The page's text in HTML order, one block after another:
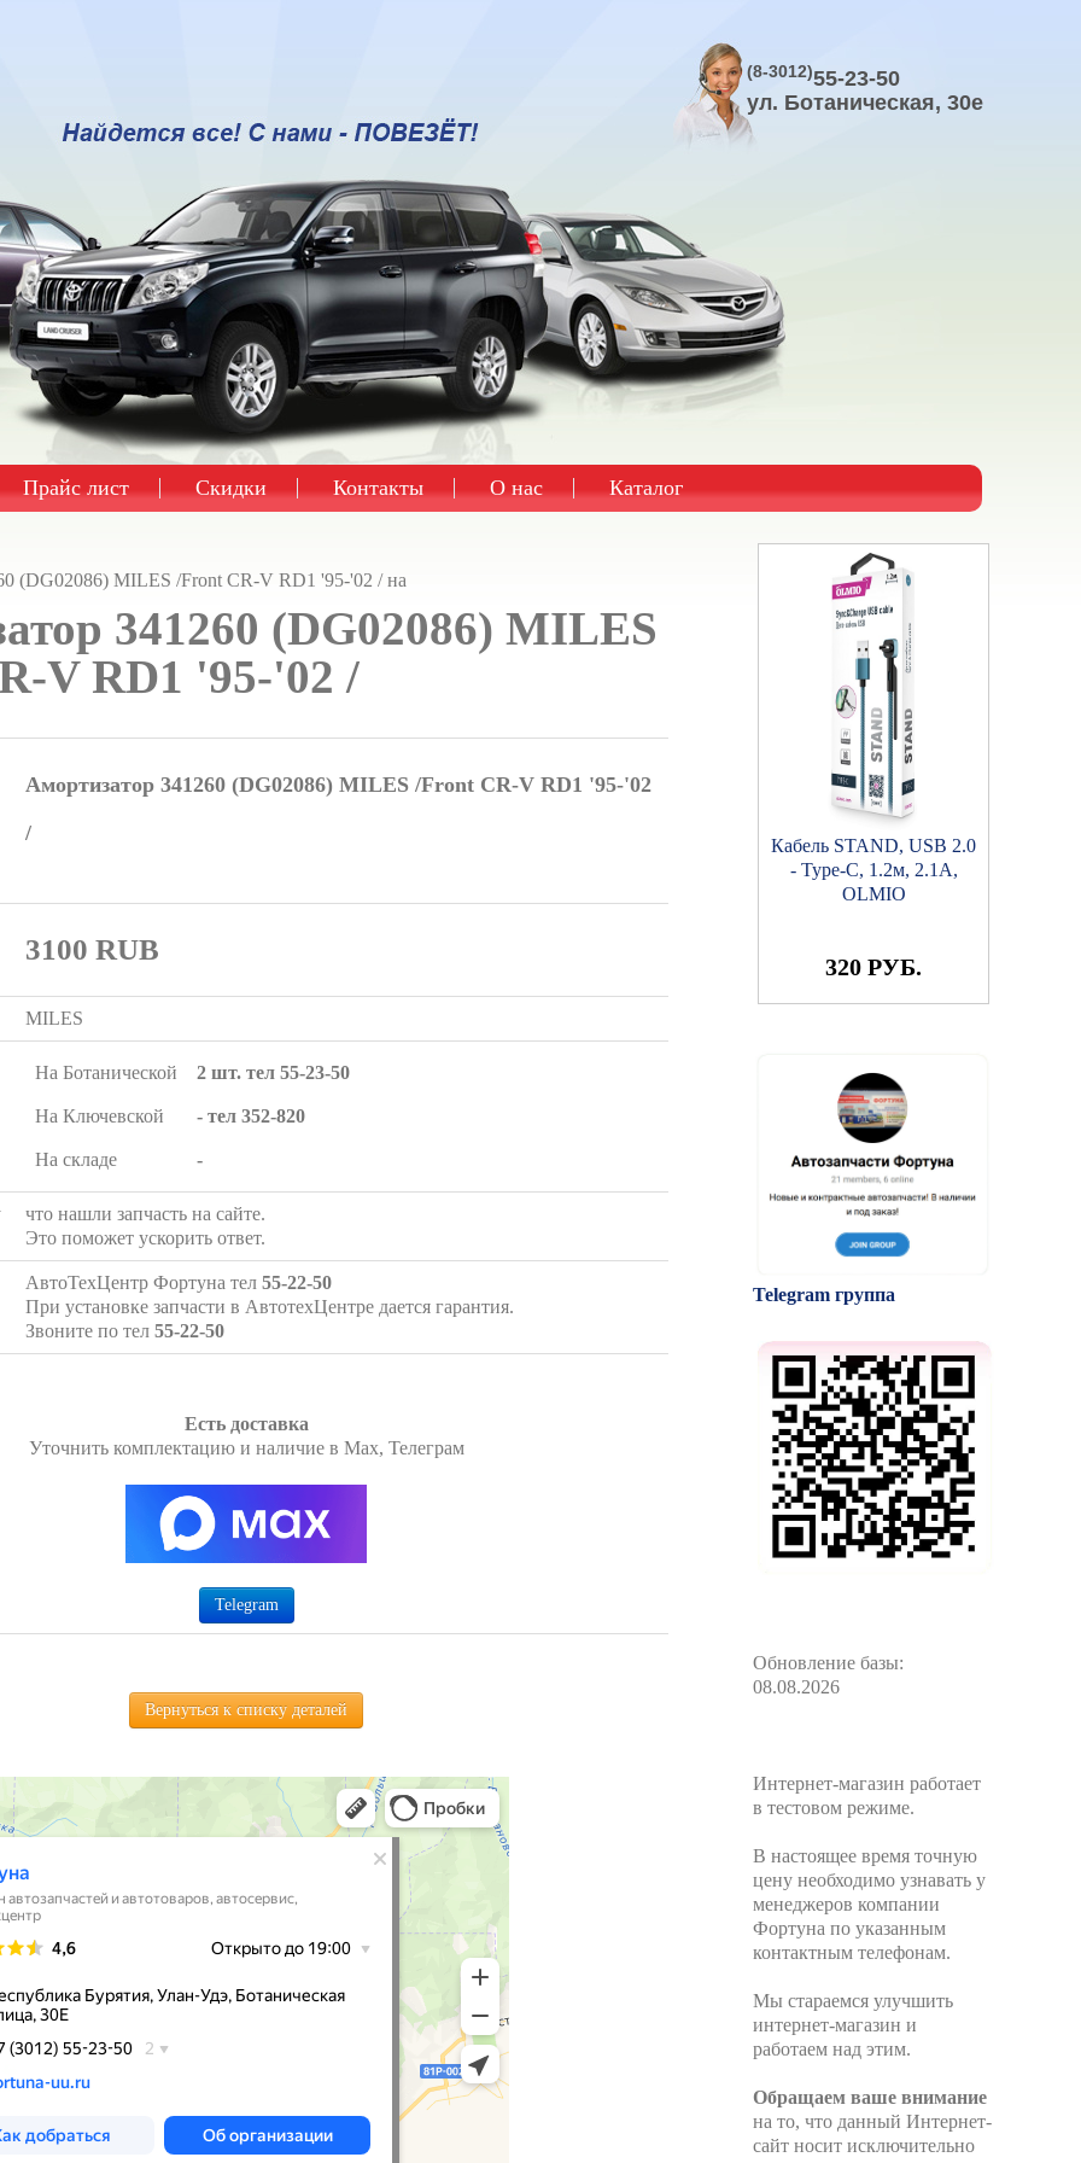
(8-3012)55-23-50
ул. Ботаническая, 30е
Прайс лист Скидки Контакты О нас Каталог
341260 (DG02086) MILES
V RD1 '95-'02 /
Амортизатор 341260 (DG02086) MILES /Front CR-V RD1 '95-'02
/
3100 RUB
MILES
На Ботанической 2 шт. тел 55-23-50
На Ключевской - тел 352-820
На складе -
что нашли запчасть на сайте.
Это поможет ускорить ответ.
АвтоТехЦентр Фортуна тел 55-22-50
При установке запчасти в АвтотехЦентре дается гарантия.
Звоните по тел 55-22-50
Есть доставка
Уточнить комплектацию и наличие в Max, Телеграм
Telegram
Вернуться к списку деталей
Кабель STAND, USB 2.0
- Type-C, 1.2м, 2.1A,
OLMIO
320 РУБ.
Telegram группа
Обновление базы:
08.08.2026
Интернет-магазин работает
в тестовом режиме.
В настоящее время точную
цену необходимо узнавать у
менеджеров компании
Фортуна по указанным
контактным телефонам.
Мы стараемся улучшить
интернет-магазин и
работаем над этим.
Обращаем ваше внимание
на то, что данный Интернет-
сайт носит исключительно